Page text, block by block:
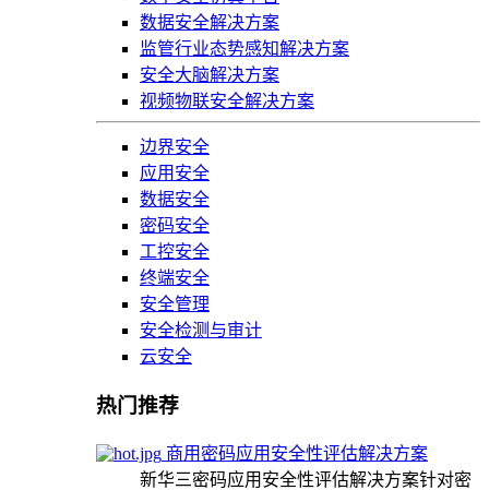
数据安全解决方案
监管行业态势感知解决方案
安全大脑解决方案
视频物联安全解决方案
边界安全
应用安全
数据安全
密码安全
工控安全
终端安全
安全管理
安全检测与审计
云安全
热门推荐
商用密码应用安全性评估解决方案
新华三密码应用安全性评估解决方案针对密